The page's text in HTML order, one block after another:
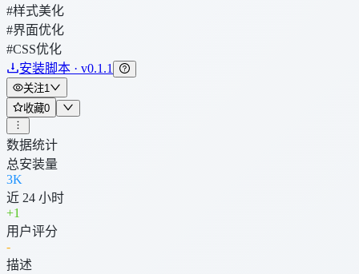
#样式美化
#界面优化
#CSS优化
安装脚本 · v0.1.1
关注1
收藏0
数据统计
总安装量
3K
近 24 小时
+1
用户评分
-
描述